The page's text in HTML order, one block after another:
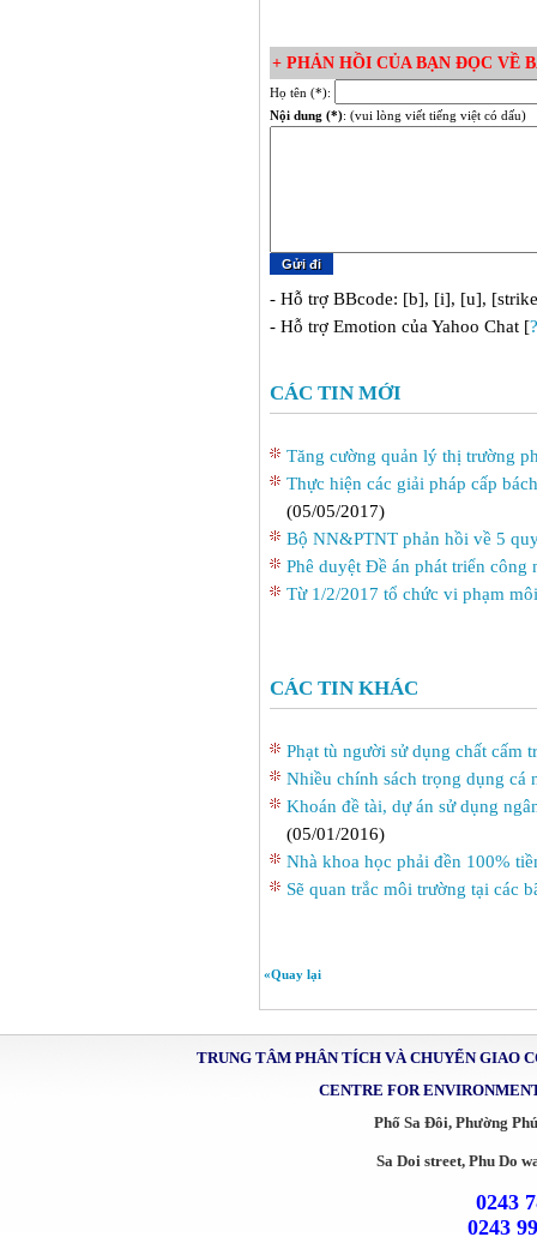
+ PHẢN HỒI CỦA BẠN ĐỌC VỀ
Họ tên (*):
Nội dung (*): (vui lòng viết tiếng việt có dấu)
- Hỗ trợ BBcode: [b], [i], [u],
- Hỗ trợ Emotion của Yahoo Chat [?
CÁC TIN MỚI
Tăng cường quản lý thị trường
Thực hiện các giải pháp cấp
(05/05/2017)
Bộ NN&PTNT phản hồi về 5
Phê duyệt Ðề án phát triển
Từ 1/2/2017 tổ chức vi phạm
CÁC TIN KHÁC
Phạt tù người sử dụng chất cấm
Nhiều chính sách trọng dụng cá
Khoán đề tài, dự án sử dụng
(05/01/2016)
Nhà khoa học phải đền 100%
Sẽ quan trắc môi trường tại các
«Quay lại
TRUNG TÂM PHÂN TÍCH VÀ CHUYỂN GIAO
CENTRE FOR
Phố Sa Đôi, Phường
Sa Doi street, Phu Do
0243
0243